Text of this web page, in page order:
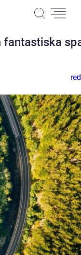
fantastiska